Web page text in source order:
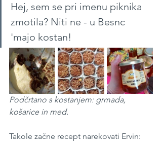
Hej, sem se pri imenu piknika
zmotila? Niti ne - u Besnc
'majo kostan!
Podčrtano s kostanjem: grmada,
košarice in med.
Takole začne recept narekovati Ervin: